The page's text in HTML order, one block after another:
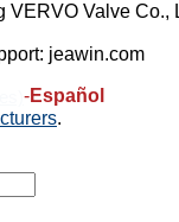
Valve Co.,
jeawin.com
-Español
.